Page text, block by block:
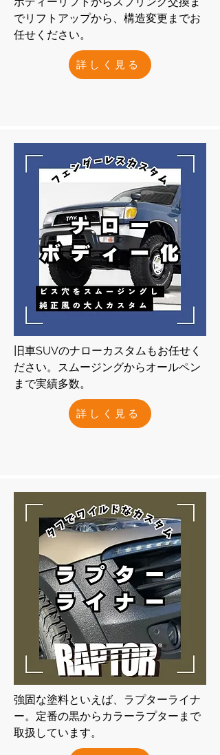
でリフトアップから、構造変更までお
任せください。
詳しく見る
旧車SUVのナローカスタムもお任せく
ださい。​スムージングからオールペン
まで実績多数。
詳しく見る
強固な塗料といえば、ラプターライナ
ー。定番の黒からカラーラプターまで
取扱しています。